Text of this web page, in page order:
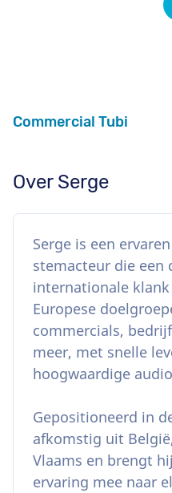
Commercial Tubi
Over Serge
Serge is een
stemacteur die een
internationale
Europese
commercials,
meer, met snelle
hoogwaardige
Gepositioneerd in
afkomstig uit
Vlaams en brengt
ervaring mee naar